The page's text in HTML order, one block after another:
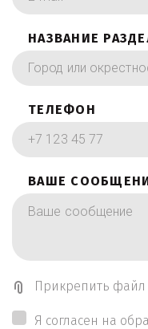
НАЗВАНИЕ
ТЕЛЕФОН
ВАШЕ
Прикрепить файл
Я согласен на